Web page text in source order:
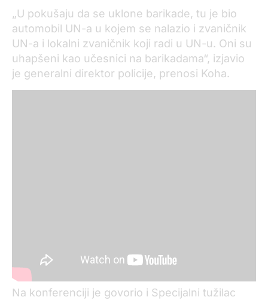
„U pokušaju da se uklone barikade, tu je bio
automobil UN-a u kojem se nalazio i zvaničnik
UN-a i lokalni zvaničnik koji radi u UN-u. Oni su
uhapšeni kao učesnici na barikadama“, izjavio
je generalni direktor policije, prenosi Koha.
Na konferenciji je govorio i Specijalni tužilac